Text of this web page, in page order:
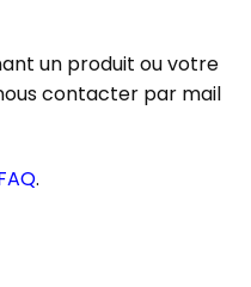
un produit ou votre
contacter par mail
.